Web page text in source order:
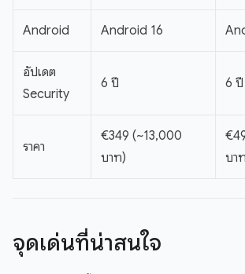
Android Android 16
อัปเดต
Security
6 ปี 6 ปี
ราคา
€349 (~13,000
บาท)
บา
จุดเด่นที่น่าสนใจ